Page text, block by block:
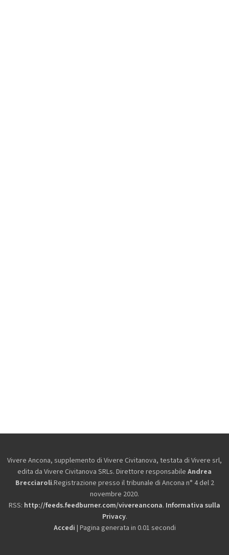
Vivere Ancona, supplemento di Vivere Civitanova, testata di Vivere srl,
edita da Vivere Civitanova SRLs. Direttore responsabile Andrea
Brecciaroli.Registrazione presso il tribunale di Ancona n° 4 del 2
novembre 2020.
RSS: http://feeds.feedburner.com/vivereancona. Informativa sulla
Privacy.
Accedi | Pagina generata in 0.01 secondi